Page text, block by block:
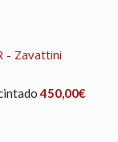
450,00€